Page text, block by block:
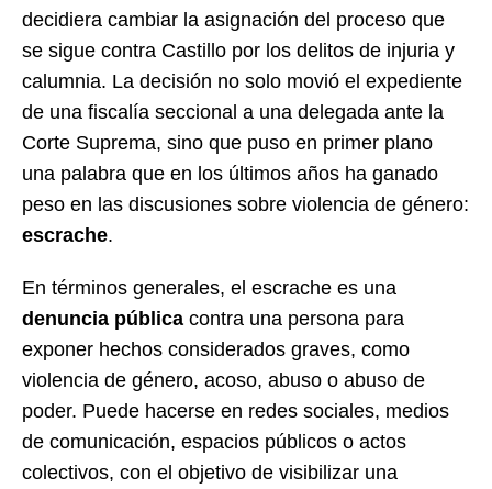
decidiera cambiar la asignación del proceso que
se sigue contra Castillo por los delitos de injuria y
calumnia. La decisión no solo movió el expediente
de una fiscalía seccional a una delegada ante la
Corte Suprema, sino que puso en primer plano
una palabra que en los últimos años ha ganado
peso en las discusiones sobre violencia de género:
escrache.
En términos generales, el escrache es una
denuncia pública contra una persona para
exponer hechos considerados graves, como
violencia de género, acoso, abuso o abuso de
poder. Puede hacerse en redes sociales, medios
de comunicación, espacios públicos o actos
colectivos, con el objetivo de visibilizar una